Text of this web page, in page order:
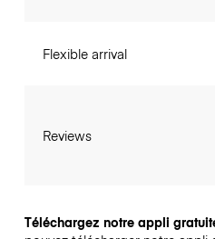
Flexible arrival
Reviews
Téléchargez notre appli